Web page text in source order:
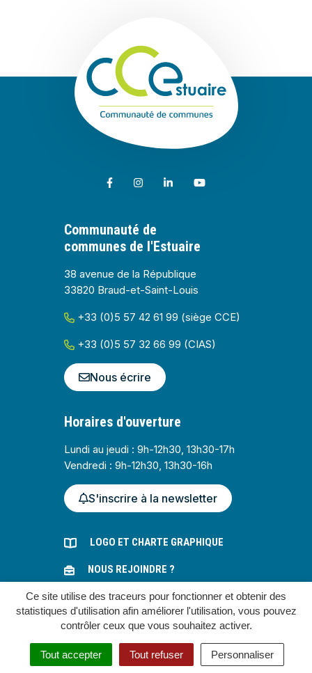
Ce site utilise des traceurs pour fonctionner et obtenir des
statistiques d'utilisation afin améliorer l'utilisation, vous pouvez
contrôler ceux que vous souhaitez activer.
Tout accepter Tout refuser Personnaliser
Lien vers le compte Facebook
Lien vers le compte Instagram
Lien vers le compte Linkedin
Lien vers la chaîne
Communauté de
communes de l'Estuaire
38 avenue de la République
33820 Braud-et-Saint-Louis
+33 (0)5 57 42 61 99 (siège CCE)
+33 (0)5 57 32 66 99 (CIAS)
Nous écrire
Horaires d'ouverture
Lundi au jeudi : 9h-12h30, 13h30-17h
Vendredi : 9h-12h30, 13h30-16h
S'inscrire à la newsletter
LOGO ET CHARTE GRAPHIQUE
NOUS REJOINDRE ?
MARCHÉS PUBLICS
Gestion des cookies
Plan du site